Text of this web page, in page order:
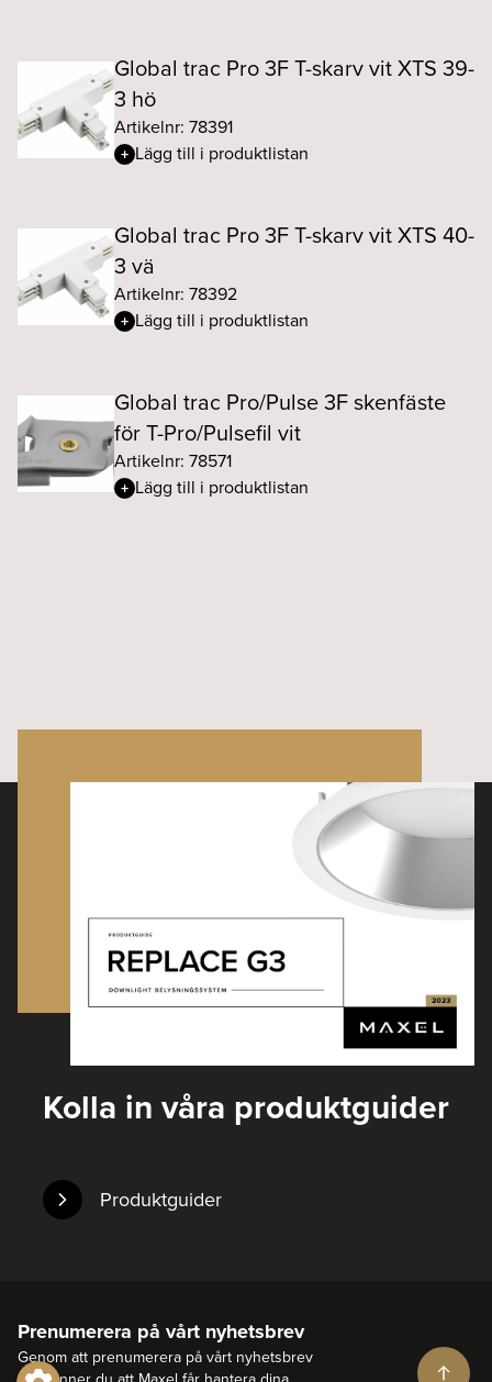
Global trac Pro 3F T-skarv vit XTS 39-
3 hö
Artikelnr: 78391
Lägg till i produktlistan
Global trac Pro 3F T-skarv vit XTS 40-
3 vä
Artikelnr: 78392
Lägg till i produktlistan
Global trac Pro/Pulse 3F skenfäste
för T-Pro/Pulsefil vit
Artikelnr: 78571
Lägg till i produktlistan
Kolla in våra produktguider
Produktguider
Prenumerera på vårt nyhetsbrev
Genom att prenumerera på vårt nyhetsbrev